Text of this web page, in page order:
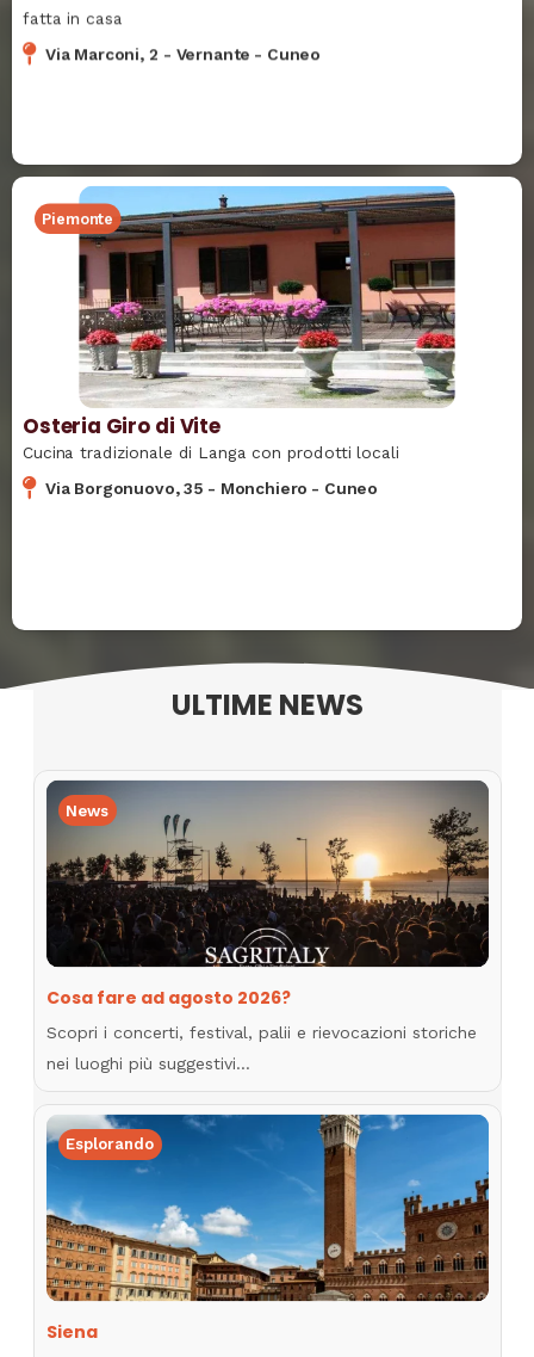
fatta in casa
Via Marconi, 2 - Vernante - Cuneo
Piemonte
Osteria Giro di Vite
Cucina tradizionale di Langa con prodotti locali
Via Borgonuovo, 35 - Monchiero - Cuneo
ULTIME NEWS
News
Cosa fare ad agosto 2026?
Scopri i concerti, festival, palii e rievocazioni storiche
nei luoghi più suggestivi…
Esplorando
Siena